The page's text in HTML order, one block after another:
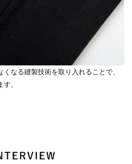
なる縫製技術を取り入れることで、
。